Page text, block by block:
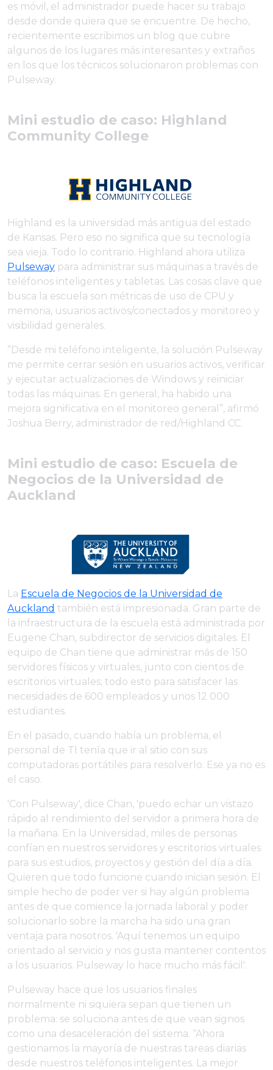
es móvil, el administrador puede hacer su trabajo
desde donde quiera que se encuentre. De hecho,
recientemente escribimos un blog que cubre
algunos de los lugares más interesantes y extraños
en los que los técnicos solucionaron problemas con
Pulseway.
Mini estudio de caso: Highland
Community College
Highland es la universidad más antigua del estado
de Kansas. Pero eso no significa que su tecnología
sea vieja. Todo lo contrario. Highland ahora utiliza
Pulseway para administrar sus máquinas a través de
teléfonos inteligentes y tabletas. Las cosas clave que
busca la escuela son métricas de uso de CPU y
memoria, usuarios activos/conectados y monitoreo y
visibilidad generales.
”Desde mi teléfono inteligente, la solución Pulseway
me permite cerrar sesión en usuarios activos, verificar
y ejecutar actualizaciones de Windows y reiniciar
todas las máquinas. En general, ha habido una
mejora significativa en el monitoreo general”, afirmó
Joshua Berry, administrador de red/Highland CC.
Mini estudio de caso: Escuela de
Negocios de la Universidad de
Auckland
La Escuela de Negocios de la Universidad de
Auckland también está impresionada. Gran parte de
la infraestructura de la escuela está administrada por
Eugene Chan, subdirector de servicios digitales. El
equipo de Chan tiene que administrar más de 150
servidores físicos y virtuales, junto con cientos de
escritorios virtuales; todo esto para satisfacer las
necesidades de 600 empleados y unos 12 000
estudiantes.
En el pasado, cuando había un problema, el
personal de TI tenía que ir al sitio con sus
computadoras portátiles para resolverlo. Ese ya no es
el caso.
'Con Pulseway', dice Chan, 'puedo echar un vistazo
rápido al rendimiento del servidor a primera hora de
la mañana. En la Universidad, miles de personas
confían en nuestros servidores y escritorios virtuales
para sus estudios, proyectos y gestión del día a día.
Quieren que todo funcione cuando inician sesión. El
simple hecho de poder ver si hay algún problema
antes de que comience la jornada laboral y poder
solucionarlo sobre la marcha ha sido una gran
ventaja para nosotros. 'Aquí tenemos un equipo
orientado al servicio y nos gusta mantener contentos
a los usuarios. Pulseway lo hace mucho más fácil'.
Pulseway hace que los usuarios finales
normalmente ni siquiera sepan que tienen un
problema: se soluciona antes de que vean signos
como una desaceleración del sistema. “Ahora
gestionamos la mayoría de nuestras tareas diarias
desde nuestros teléfonos inteligentes. La mejor